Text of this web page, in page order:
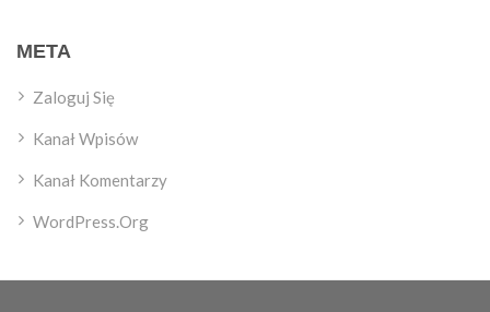
META
Zaloguj Się
Kanał Wpisów
Kanał Komentarzy
WordPress.org